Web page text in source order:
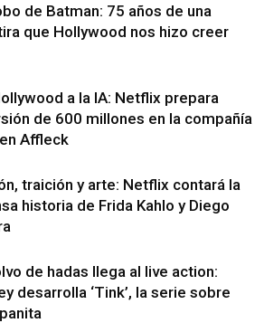
de Batman: 75 años de una
que Hollywood nos hizo creer
a la IA: Netflix prepara
de 600 millones en la compañía
Affleck
traición y arte: Netflix contará la
historia de Frida Kahlo y Diego
de hadas llega al live action:
desarrolla ‘Tink’, la serie sobre